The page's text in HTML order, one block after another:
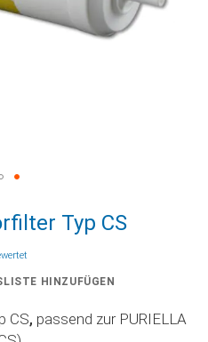
Typ CS
HINZUFÜGEN
CS, passend zur PURIELLA